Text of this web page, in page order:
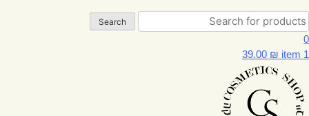
Search
0
1
item
39.00 ₪